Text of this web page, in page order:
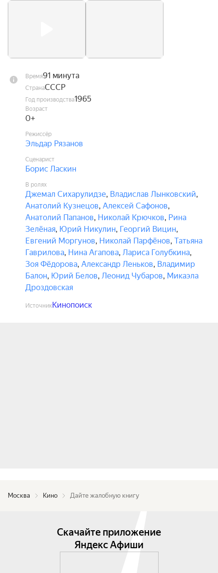
Время91 минута
СтранаСССР
Год производства1965
Возраст
0+
Режиссёр
Эльдар Рязанов
Сценарист
Борис Ласкин
В ролях
Джемал Сихарулидзе, Владислав Лынковский,
Анатолий Кузнецов, Алексей Сафонов,
Анатолий Папанов, Николай Крючков, Рина
Зелёная, Юрий Никулин, Георгий Вицин,
Евгений Моргунов, Николай Парфёнов, Татьяна
Гаврилова, Нина Агапова, Лариса Голубкина,
Зоя Фёдорова, Александр Леньков, Владимир
Балон, Юрий Белов, Леонид Чубаров, Микаэла
Дроздовская
ИсточникКинопоиск
Москва Кино Дайте жалобную книгу
Скачайте приложение
Яндекс Афиши